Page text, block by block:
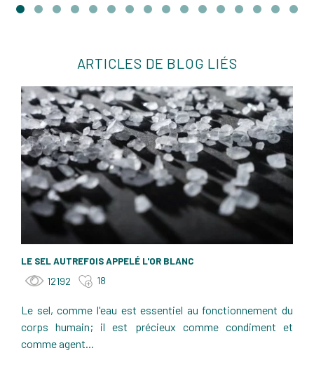
ARTICLES DE BLOG LIÉS
LE SEL AUTREFOIS APPELÉ L'OR BLANC
12192 18
Le sel, comme l'eau est essentiel au fonctionnement du
corps humain; il est précieux comme condiment et
comme agent...